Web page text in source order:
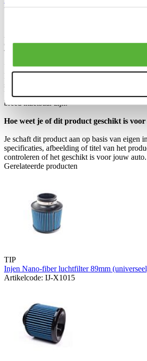
toepassing.
of maak een account aan.
Toepasbaar op:
Universeel
Dit product is universeel toepasbaar. Dit
specifiek voor een bepaald automerk of
Universele producten hebben vaak een slim
breed inzetbaar zijn.
Hoe weet je of dit product geschikt is
Je schaft dit product aan op basis van eigen
specificaties, afbeelding of titel van het
controleren of het geschikt is voor jouw auto.
Gerelateerde producten
TIP
Injen Nano-fiber luchtfilter 89mm
Artikelcode: IJ-X1015